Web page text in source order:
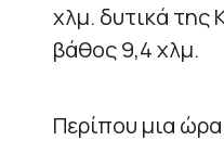
χλμ. δυτικά της
βάθος 9,4 χλμ.
Περίπου μια